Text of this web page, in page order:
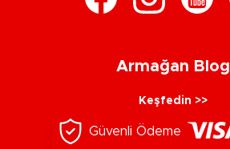
Armağan Blog
Keşfedin >>
Güvenli Ödeme